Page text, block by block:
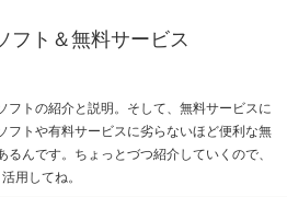
フト＆無料サービス
フトの紹介と説明。そして、無料サービスに
フトや有料サービスに劣らないほど便利な無
んです。ちょっとづつ紹介していくので、
活用してね。